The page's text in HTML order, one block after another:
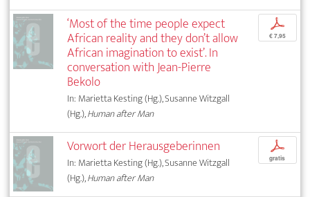
‘Most of the time people expect
African reality and they don’t allow
African imagination to exist’. In
conversation with Jean-Pierre
Bekolo
In: Marietta Kesting (Hg.), Susanne Witzgall
(Hg.),Human after Man
p
€ 7,95
Vorwort der Herausgeberinnen
In: Marietta Kesting (Hg.), Susanne Witzgall
(Hg.),Human after Man
p
gratis